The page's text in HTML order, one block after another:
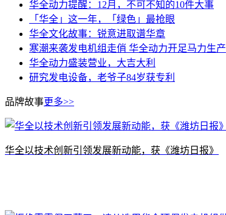
华全动力提醒：12月，不可不知的10件大事
「华全」这一年，「绿色」最抢眼
华全文化故事：锐意进取谱华章
寒潮来袭发电机组走俏 华全动力开足马力生产
华全动力盛装营业，大吉大利
研究发电设备，老爷子84岁获专利
品牌故事更多>>
​华全以技术创新引领发展新动能，获《潍坊日报》